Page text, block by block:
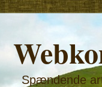
Spændende